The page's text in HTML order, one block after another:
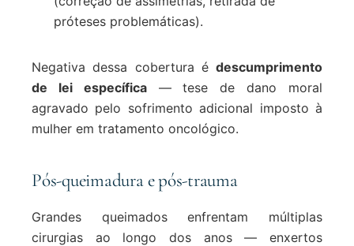
próteses problemáticas).
Negativa dessa cobertura é descumprimento
de lei específica— tese de dano moral
agravado pelo sofrimento adicional imposto à
mulher em tratamento oncológico.
Pós-queimadura e pós-trauma
Grandes queimados enfrentam múltiplas
cirurgias ao longo dos anos — enxertos